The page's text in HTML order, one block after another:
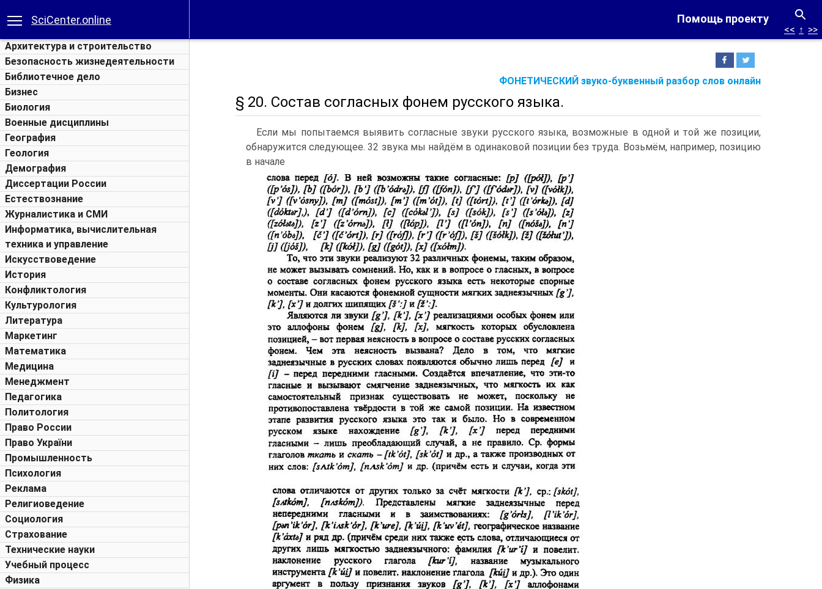
Помощь проекту
SciCenter.online
Архитектура и строительство
Безопасность жизнедеятельности
Библиотечное дело
Бизнес
Биология
Военные дисциплины
География
Геология
Демография
Диссертации России
Естествознание
Журналистика и СМИ
Информатика, вычислительная
техника и управление
Искусствоведение
История
Конфликтология
Культурология
Литература
Маркетинг
Математика
Медицина
Менеджмент
Педагогика
Политология
Право России
Право України
Промышленность
Психология
Реклама
Религиоведение
Социология
Страхование
Технические науки
Учебный процесс
Физика
ФОНЕТИЧЕСКИЙ звуко-буквенный разбор слов онлайн
<< ↑ >>
§ 20. Состав согласных фонем русского языка.
Если мы попытаемся выявить согласные звуки русского языка, возможные в одной и той же позиции,
обнаружится следующее. 32 звука мы найдём в одинаковой позиции без труда. Возьмём, например, позицию
в начале